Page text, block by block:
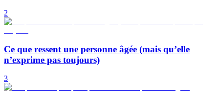
2
Ce que ressent une personne âgée (mais qu’elle
n’exprime pas toujours)
3